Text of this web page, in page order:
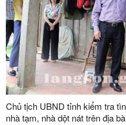
Chủ tịch UBND tỉnh kiểm tra
nhà tạm, nhà dột nát trên địa